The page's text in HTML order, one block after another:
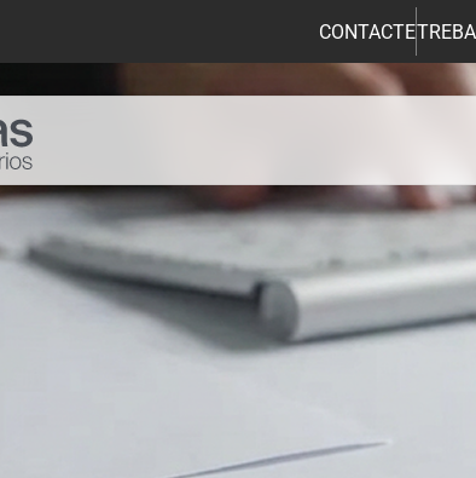
CONTACTE